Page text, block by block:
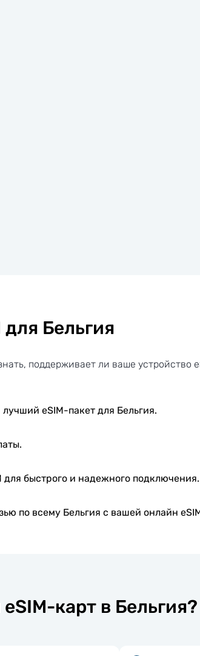
Бельгия
поддерживает ли ваше устройство
eSIM-пакет для Бельгия.
быстрого и надежного подключения.
по всему Бельгия с вашей онлайн
карт в Бельгия?